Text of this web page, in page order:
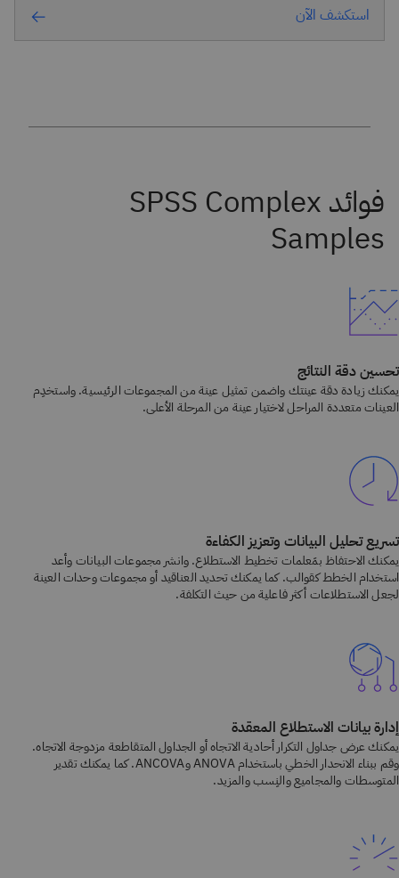
استكشف الآن
تحسين دقة النتائج
يمكنك زيادة دقة عينتك واضمن تمثيل عينة من المجموعات الرئيسية. واستخدِم
العينات متعددة المراحل لاختيار عينة من المرحلة الأعلى.
تسريع تحليل البيانات وتعزيز الكفاءة
يمكنك الاحتفاظ بمَعلمات تخطيط الاستطلاع. وانشر مجموعات البيانات وأعد
استخدام الخطط كقوالب. كما يمكنك تحديد العناقيد أو مجموعات وحدات العينة
لجعل الاستطلاعات أكثر فاعلية من حيث التكلفة.
إدارة بيانات الاستطلاع المعقدة
يمكنك عرض جداول التكرار أحادية الاتجاه أو الجداول المتقاطعة مزدوجة الاتجاه.
وقم ببناء الانحدار الخطي باستخدام ANOVA وANCOVA. كما يمكنك تقدير
المتوسطات والمجاميع والنِسب والمزيد.